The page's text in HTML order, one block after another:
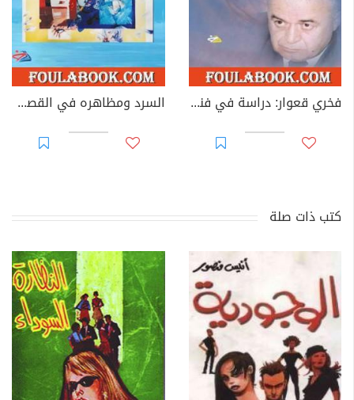
فخري قعوار: دراسة في فنه القصصي السرد ومظاهره في القصة العربية القصيرة
كتب ذات صلة